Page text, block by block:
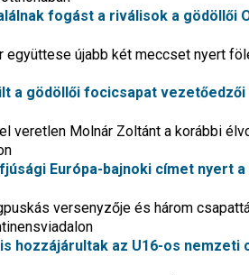
fogást a riválisok a gödöllői
együttese újabb két meccset nyert
a gödöllői focicsapat
veretlen Molnár Zoltánt a korábbi
Európa-bajnoki címet nyert
versenyzője és három
hozzájárultak az U16-os nemzeti